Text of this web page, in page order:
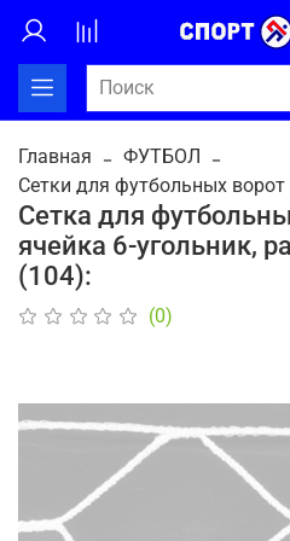
Главная
ФУТБОЛ
Сетки для футбольных
Сетка для
ячейка 6-угольник,
(104):
(0)